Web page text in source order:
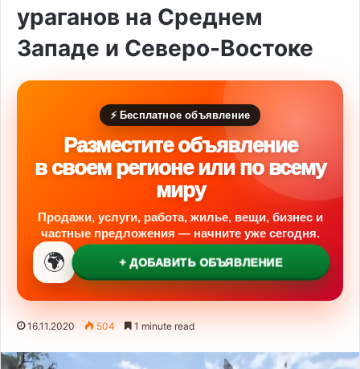
ураганов на Среднем
Западе и Северо-Востоке
⚡ Бесплатное объявление
Разместите объявление
в своем регионе или по всему
миру
Продажи, услуги, работа, жилье, вещи, бизнес и
частные предложения — начните уже сегодня.
🌍 + ДОБАВИТЬ ОБЪЯВЛЕНИЕ
16.11.2020 504 1 minute read